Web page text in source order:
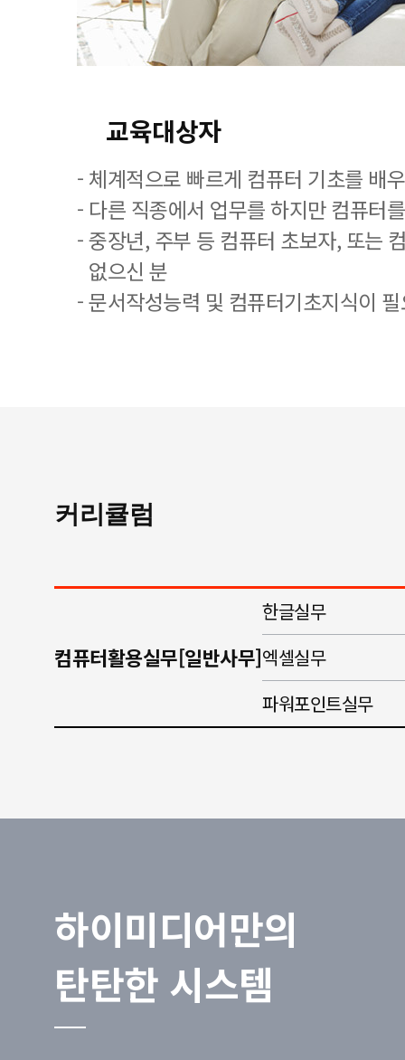
교육대상자
- 체계적으로 빠르게 컴퓨터 기초를 배
- 다른 직종에서 업무를 하지만 컴퓨터
- 중장년, 주부 등 컴퓨터 초보자, 또는
없으신 분
- 문서작성능력 및 컴퓨터기초지식이
커리큘럼
컴퓨터활용실무[일반사무]
한글실무
엑셀실무
파워포인트실무
하이미디어만의
탄탄한 시스템